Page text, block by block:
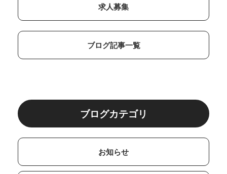
求人募集
ブログ記事一覧
ブログカテゴリ
お知らせ